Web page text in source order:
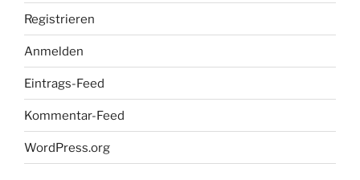
Registrieren
Anmelden
Eintrags-Feed
Kommentar-Feed
WordPress.org